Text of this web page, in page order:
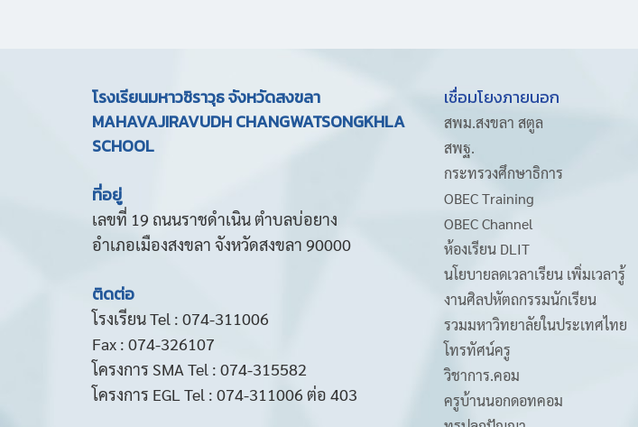
โรงเรียนมหาวชิราวุธ จังหวัดสงขลา
MAHAVAJIRAVUDH CHANGWATSONGKHLA
SCHOOL
ที่อยู่
เลขที่ 19 ถนนราชดำเนิน ตำบลบ่อยาง
อำเภอเมืองสงขลา จังหวัดสงขลา 90000
ติดต่อ
โรงเรียน Tel : 074-311006
Fax : 074-326107
โครงการ SMA Tel : 074-315582
โครงการ EGL Tel : 074-311006 ต่อ 403
เชื่อมโยงภายนอก
สพม.สงขลา สตูล
สพฐ.
กระทรวงศึกษาธิการ
OBEC Training
OBEC Channel
ห้องเรียน DLIT
นโยบายลดเวลาเรียน เพิ่มเวลารู้
งานศิลปหัตถกรรมนักเรียน
รวมมหาวิทยาลัยในประเทศไทย
โทรทัศน์ครู
วิชาการ.คอม
ครูบ้านนอกดอทคอม